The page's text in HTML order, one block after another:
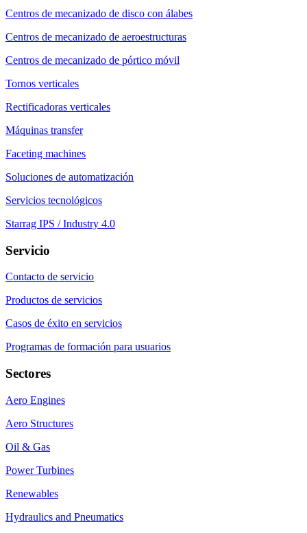
Centros de mecanizado de disco con álabes
Centros de mecanizado de aeroestructuras
Centros de mecanizado de pórtico móvil
Tornos verticales
Rectificadoras verticales
Máquinas transfer
Faceting machines
Soluciones de automatización
Servicios tecnológicos
Starrag IPS / Industry 4.0
Servicio
Contacto de servicio
Productos de servicios
Casos de éxito en servicios
Programas de formación para usuarios
Sectores
Aero Engines
Aero Structures
Oil & Gas
Power Turbines
Renewables
Hydraulics and Pneumatics